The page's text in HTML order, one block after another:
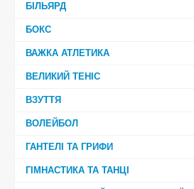
БІЛЬЯРД
БОКС
ВАЖКА АТЛЕТИКА
ВЕЛИКИЙ ТЕНІС
ВЗУТТЯ
ВОЛЕЙБОЛ
ГАНТЕЛІ ТА ГРИФИ
ГІМНАСТИКА ТА ТАНЦІ